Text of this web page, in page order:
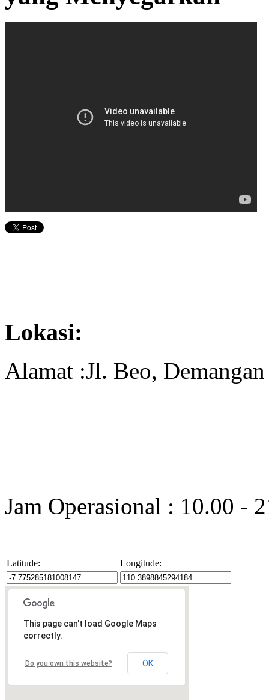
Lokasi:
Alamat :Jl. Beo,
Jam Operasional : 10.00 -
Latitude: Longitude:
This page can't load Google Maps
correctly.
Do you own this website? OK